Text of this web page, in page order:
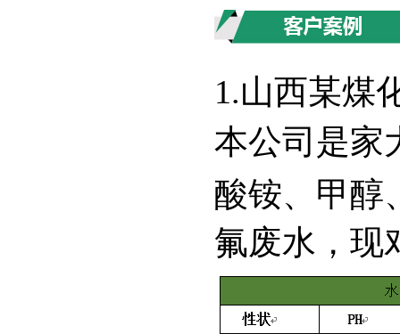
1.山西某煤
本公司是家
酸铵、甲醇
氟废水，现